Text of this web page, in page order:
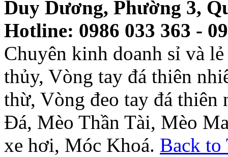
Duy Dương, Phường 3,
Hotline: 0986 033 363 -
Chuyên kinh doanh sỉ và
thủy, Vòng tay đá thiên
thừ, Vòng đeo tay đá thiên
Đá, Mèo Thần Tài, Mèo
xe hơi, Móc Khoá. Back to